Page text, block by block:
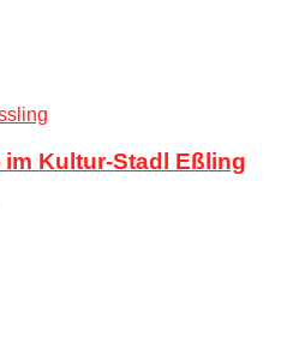
Kultur-Stadl Eßling